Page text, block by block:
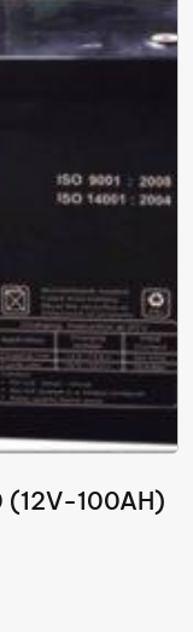
(12V-100AH)